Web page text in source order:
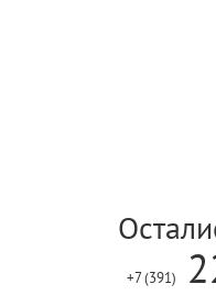
+7 (391)